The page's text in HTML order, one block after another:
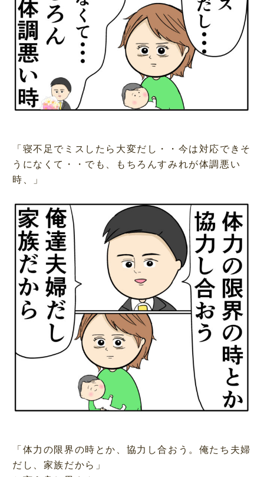
「寝不足でミスしたら大変だし・・今は対応できそ
うになくて・・でも、もちろんすみれが体調悪い
時、」
「体力の限界の時とか、協力し合おう。俺たち夫婦
だし、家族だから」